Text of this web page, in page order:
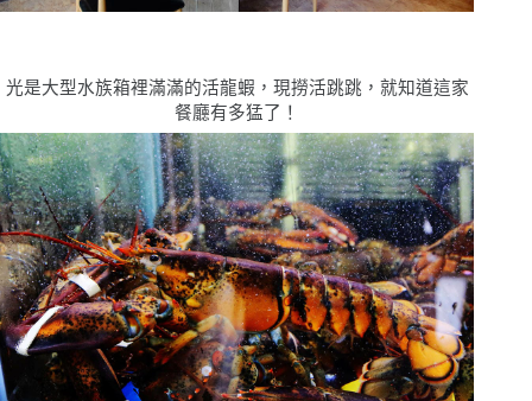
光是大型水族箱裡滿滿的活龍蝦，現撈活跳跳，就知道這家
餐廳有多猛了！